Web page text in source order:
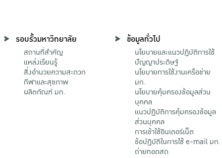
รอบรั้วมหาวิทยาลัย
สถานที่สำคัญ
แหล่งเรียนรู้
สิ่งอำนวยความสะดวก
กีฬาและสุขภาพ
ผลิตภัณฑ์ มก.
ข้อมูลทั่วไป
นโยบายและแนวปฏิบัติการใช้
ปัญญาประดิษฐ์
นโยบายการใช้งานเครือข่าย
มก.
นโยบายคุ้มครองข้อมูลส่วน
บุคคล
แนวปฏิบัติการคุ้มครองข้อมูล
ส่วนบุคคล
การเข้าใช้อินเตอร์เน็ต
ข้อปฏิบัติในการใช้ e-mail มก.
ถ่ายทอดสด